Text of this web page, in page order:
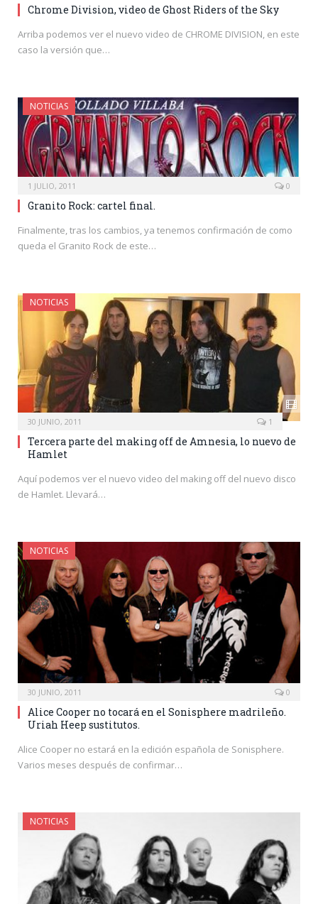
Chrome Division, video de Ghost Riders of the Sky
Arriba podemos ver el nuevo video de CHROME DIVISION, en este
caso la versión que…
NOTICIAS
1 JULIO, 2011 0
Granito Rock: cartel final.
Finalmente, tras los cambios, ya tenemos confirmación de como
queda el Granito Rock de este…
NOTICIAS
30 JUNIO, 2011 1
Tercera parte del making off de Amnesia, lo nuevo de
Hamlet
Aquí podemos ver el nuevo video del making off del nuevo disco
de Hamlet. Llevará…
NOTICIAS
30 JUNIO, 2011 0
Alice Cooper no tocará en el Sonisphere madrileño.
Uriah Heep sustitutos.
Alice Cooper no estará en la edición española de Sonisphere.
Varios meses después de confirmar…
NOTICIAS